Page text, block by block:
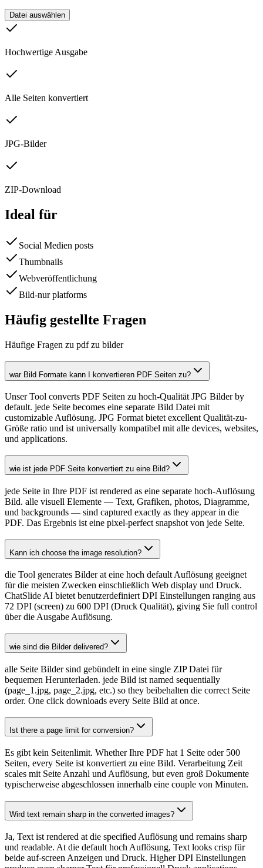
Datei auswählen
Hochwertige Ausgabe
Alle Seiten konvertiert
JPG-Bilder
ZIP-Download
Ideal für
Social Medien posts
Thumbnails
Webveröffentlichung
Bild-nur platforms
Häufig gestellte Fragen
Häufige Fragen zu pdf zu bilder
war Bild Formate kann I konvertieren PDF Seiten zu?
Unser Tool converts PDF Seiten zu hoch-Qualität JPG Bilder by
default. jede Seite becomes eine separate Bild Datei mit
customizable Auflösung. JPG Format bietet excellent Qualität-zu-
Größe ratio und ist universally kompatibel mit alle devices, websites,
und applications.
wie ist jede PDF Seite konvertiert zu eine Bild?
jede Seite in Ihre PDF ist rendered as eine separate hoch-Auflösung
Bild. alle visuell Elemente — Text, Grafiken, photos, Diagramme,
und backgrounds — sind captured exactly as they appear in die
PDF. Das Ergebnis ist eine pixel-perfect snapshot von jede Seite.
Kann ich choose the image resolution?
die Tool generates Bilder at eine hoch default Auflösung geeignet
für die meisten Zwecken einschließlich Web display und Druck.
ChatSlide AI bietet benutzerdefiniert DPI Einstellungen ranging aus
72 DPI (screen) zu 600 DPI (Druck Qualität), giving Sie full control
über die Ausgabe Auflösung.
wie sind die Bilder delivered?
alle Seite Bilder sind gebündelt in eine single ZIP Datei für
bequemen Herunterladen. jede Bild ist named sequentially
(page_1.jpg, page_2.jpg, etc.) so they beibehalten die correct Seite
order. One click downloads every Seite Bild at once.
Ist there a page limit for conversion?
Es gibt kein Seitenlimit. Whether Ihre PDF hat 1 Seite oder 500
Seiten, every Seite ist konvertiert zu eine Bild. Verarbeitung Zeit
scales mit Seite Anzahl und Auflösung, but even groß Dokumente
typischerweise abgeschlossen innerhalb eine couple von Minuten.
Wird text remain sharp in the converted images?
Ja, Text ist rendered at die specified Auflösung und remains sharp
und readable. At die default hoch Auflösung, Text looks crisp für
beide auf-screen Anzeigen und Druck. Higher DPI Einstellungen